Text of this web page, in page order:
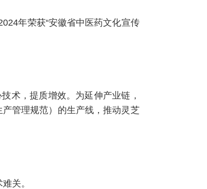
年荣获“安徽省中医药文化宣传
术，提质增效。为延伸产业链，
管理规范）的生产线，推动灵芝
关。